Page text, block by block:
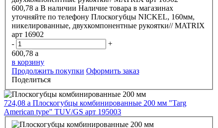
600,78 a В наличии Наличие товара в магазинах
уточняйте по телефону Плоскогубцы NICKEL, 160мм,
никелированные, двухкомпонентные рукоятки// MATRIX
арт 16902
-
+
600,78 a
в корзину
Продолжить покупки Оформить заказ
Поделиться
724,08 a Плоскогубцы комбинированные 200 мм "Targ
American type" TUV/GS арт 195003